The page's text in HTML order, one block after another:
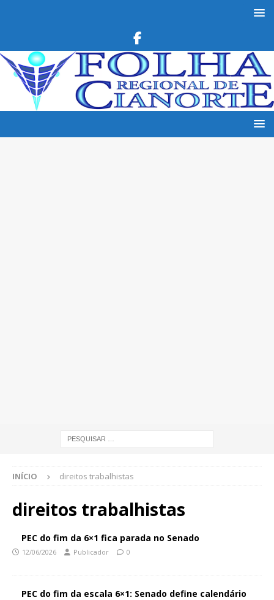
INÍCIO direitos trabalhistas
direitos trabalhistas
PEC do fim da 6×1 fica parada no Senado
12/06/2026 Publicador 0
PEC do fim da escala 6×1: Senado define calendário